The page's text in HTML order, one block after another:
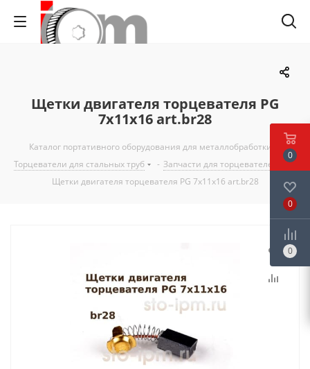
Щетки двигателя торцевателя PG
7x11x16 art.br28
Каталог портативного оборудования для металлобработки
Торцеватели для стальных труб
- Запчасти для торцевателей
-
Щетки двигателя торцевателя PG 7x11x16 art.br28
0
0
0